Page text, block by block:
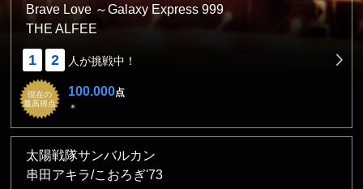
Brave Love ～Galaxy Express 999
THE ALFEE
1 2 人が挑戦中！
現在の
最高得点
100.000点
＊
太陽戦隊サンバルカン
串田アキラ/こおろぎ'73